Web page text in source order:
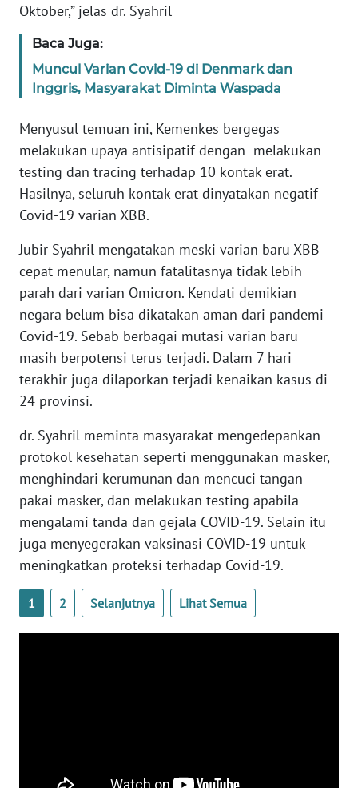
Oktober,” jelas dr. Syahril
Baca Juga:
Muncul Varian Covid-19 di Denmark dan
Inggris, Masyarakat Diminta Waspada
Menyusul temuan ini, Kemenkes bergegas
melakukan upaya antisipatif dengan melakukan
testing dan tracing terhadap 10 kontak erat.
Hasilnya, seluruh kontak erat dinyatakan negatif
Covid-19 varian XBB.
Jubir Syahril mengatakan meski varian baru XBB
cepat menular, namun fatalitasnya tidak lebih
parah dari varian Omicron. Kendati demikian
negara belum bisa dikatakan aman dari pandemi
Covid-19. Sebab berbagai mutasi varian baru
masih berpotensi terus terjadi. Dalam 7 hari
terakhir juga dilaporkan terjadi kenaikan kasus di
24 provinsi.
dr. Syahril meminta masyarakat mengedepankan
protokol kesehatan seperti menggunakan masker,
menghindari kerumunan dan mencuci tangan
pakai masker, dan melakukan testing apabila
mengalami tanda dan gejala COVID-19. Selain itu
juga menyegerakan vaksinasi COVID-19 untuk
meningkatkan proteksi terhadap Covid-19.
1 2 Selanjutnya Lihat Semua
WN
WN
JAKARTA
WN
JABAR
WN
BANTEN
WN
KEPRI
WN
PAPUA
PAPUA
BARAT
WN
RIAU
WN
SERAMBI
WN
JAMBI